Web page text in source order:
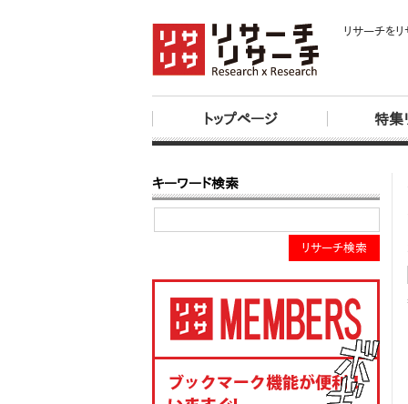
リサーチを
トップページ 特集
キーワード検索
リサーチ検索